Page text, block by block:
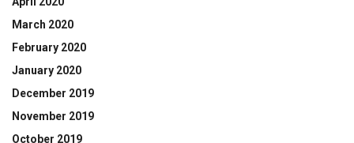
March 2020
February 2020
January 2020
December 2019
November 2019
October 2019